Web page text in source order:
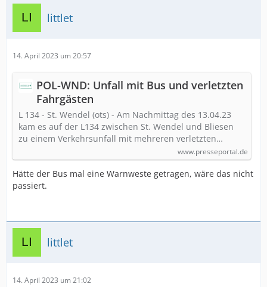
littlet
14. April 2023 um 20:57
POL-WND: Unfall mit Bus und verletzten
Fahrgästen
L 134 - St. Wendel (ots) - Am Nachmittag des 13.04.23
kam es auf der L134 zwischen St. Wendel und Bliesen
zu einem Verkehrsunfall mit mehreren verletzten…
www.presseportal.de
Hätte der Bus mal eine Warnweste getragen, wäre das nicht
passiert.
littlet
14. April 2023 um 21:02